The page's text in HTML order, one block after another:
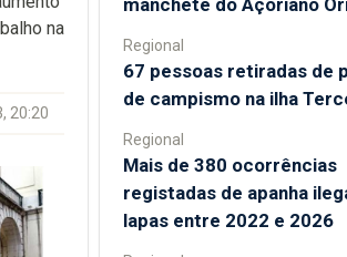
na
20:20
Regional
67 pessoas retiradas de
de campismo na ilha
Regional
Mais de 380 ocorrências
registadas de apanha
lapas entre 2022 e 2026